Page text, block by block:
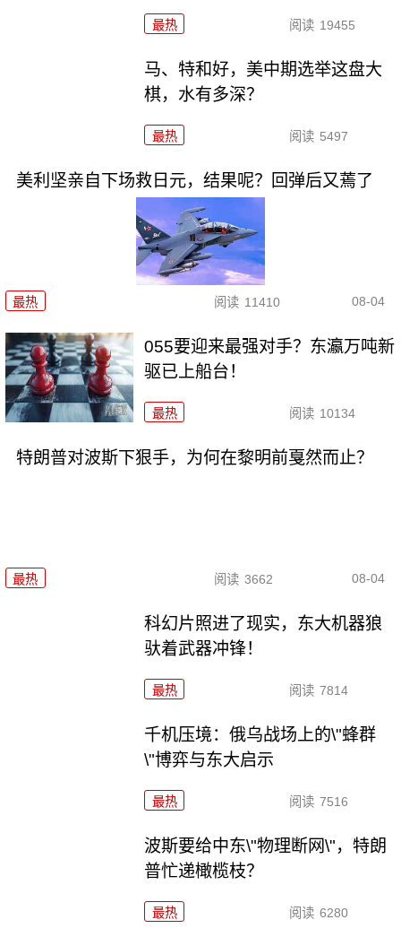
最热 阅读 19455
马、特和好，美中期选举这盘大
棋，水有多深？
最热 阅读 5497
美利坚亲自下场救日元，结果呢？回弹后又蔫了
最热 阅读 11410 08-04
055要迎来最强对手？东瀛万吨新
驱已上船台！
最热 阅读 10134
特朗普对波斯下狠手，为何在黎明前戛然而止？
最热 阅读 3662 08-04
科幻片照进了现实，东大机器狼
驮着武器冲锋！
最热 阅读 7814
千机压境：俄乌战场上的\"蜂群
\"博弈与东大启示
最热 阅读 7516
波斯要给中东\"物理断网\"，特朗
普忙递橄榄枝？
最热 阅读 6280